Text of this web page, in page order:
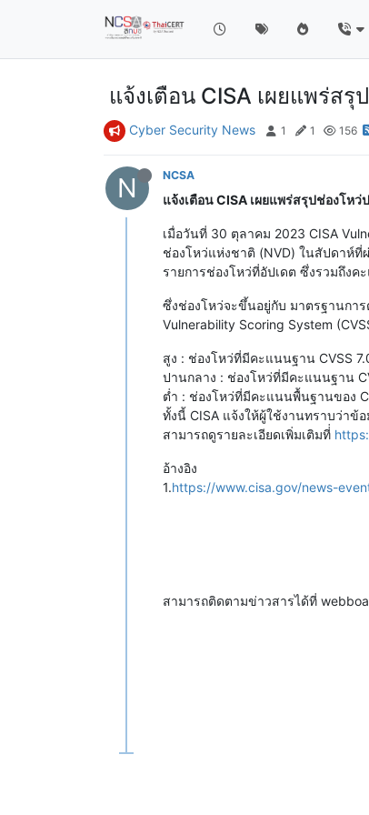
แจ้งเตือน CISA เผยแพร่ส
Cyber Security News 1 1 156
N NCSA
แจ้งเตือน CISA เผยแพร่สรุปช่องโห
เมื่อวันที่ 30 ตุลาคม 2023 CISA
ช่องโหว่แห่งชาติ (NVD) ในสัปดาห์ที่
รายการช่องโหว่ที่อัปเดต ซึ่งรวมถึงค
ซึ่งช่องโหว่จะขึ้นอยู่กับ มาตรฐานการ
Vulnerability Scoring System
สูง : ช่องโหว่ที่มีคะแนนฐาน CVSS
ปานกลาง : ช่องโหว่ที่มีคะแนนฐาน
ต่ำ : ช่องโหว่ที่มีคะแนนพื้นฐานของ
ทั้งนี้ CISA แจ้งให้ผู้ใช้งานทราบว่าข้
สามารถดูรายละเอียดเพิ่มเติมที่่
อ้างอิง
1.https://www.cisa.gov/news-
สามารถติดตามข่าวสารได้ที่